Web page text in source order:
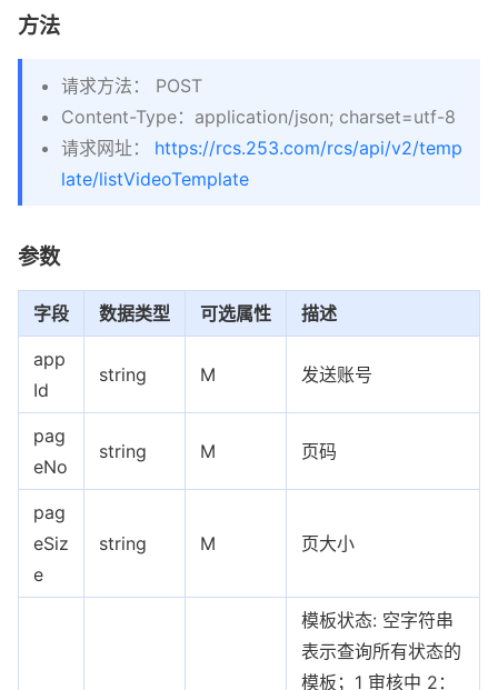
方法
请求方法： POST
Content-Type：application/json; charset=utf-8
请求网址：
https://rcs.253.com/rcs/api/v2/temp
late/listVideoTemplate
参数
字段 数据类型 可选属性 描述
app
Id
string M 发送账号
pag
eNo
string M 页码
pag
eSiz
e
string M 页大小
模板状态: 空字符串
表示查询所有状态的
模板；1 审核中 2：